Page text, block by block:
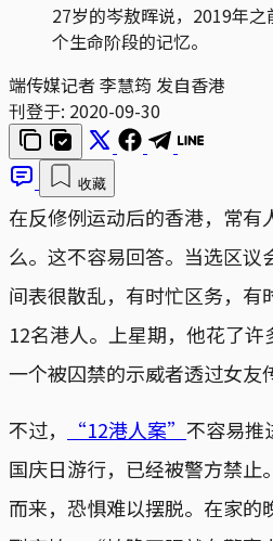
27岁的岑敖晖说，2019年
个生命阶段的记忆。
端传媒记者 李慧筠 发自香港
刊登于: 2020-09-30
收藏
在反修例运动后的香港，常有
么。这不容易回答。当选区议
间表很散乱，有时忙区务，有
12名港人。上星期，他花了
一个被囚禁的示威者透过女友
不过，
“12港人案” 不容易推
国庆日游行，已经被警方禁止
而来，恐惧难以摆脱。在家的